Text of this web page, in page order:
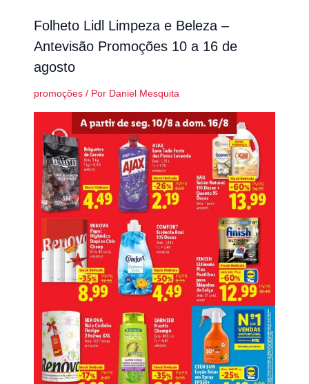
Folheto Lidl Limpeza e Beleza –
Antevisão Promoções 10 a 16 de
agosto
promoções/ Por Daniel Mesquita